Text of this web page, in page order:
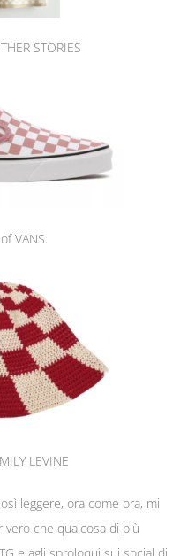
STORIES
VANS
LEVINE
leggere, ora come ora, mi
che qualcosa di più